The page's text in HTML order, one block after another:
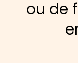
ou de